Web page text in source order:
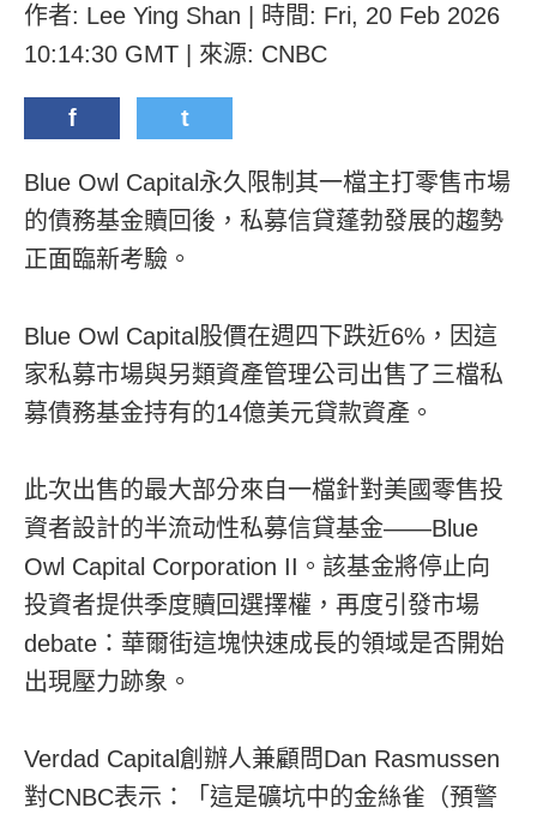
作者: Lee Ying Shan | 時間: Fri, 20 Feb 2026
10:14:30 GMT | 來源: CNBC
f t
Blue Owl Capital永久限制其一檔主打零售市場
的債務基金贖回後，私募信貸蓬勃發展的趨勢
正面臨新考驗。
Blue Owl Capital股價在週四下跌近6%，因這
家私募市場與另類資產管理公司出售了三檔私
募債務基金持有的14億美元貸款資產。
此次出售的最大部分來自一檔針對美國零售投
資者設計的半流动性私募信貸基金——Blue
Owl Capital Corporation II。該基金將停止向
投資者提供季度贖回選擇權，再度引發市場
debate：華爾街這塊快速成長的領域是否開始
出現壓力跡象。
Verdad Capital創辦人兼顧問Dan Rasmussen
對CNBC表示：「這是礦坑中的金絲雀（預警